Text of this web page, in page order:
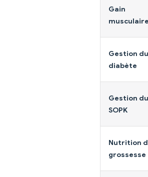
Gain
musculaire
Gestion du
diabète
Gestion du
SOPK
Nutrition
grossesse